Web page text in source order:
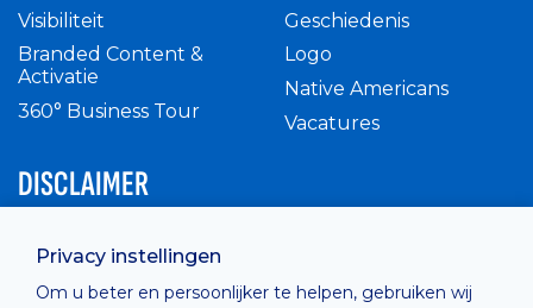
Privacy instellingen
Om u beter en persoonlijker te helpen, gebruiken wij
Visibiliteit
Branded Content &
Activatie
360° Business Tour
Geschiedenis
Logo
Native Americans
Vacatures
DISCLAIMER
Privacy Policy
Cashless